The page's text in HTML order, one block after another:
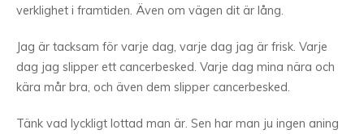
verklighet i framtiden. Även om vägen dit är lång.
Jag är tacksam för varje dag, varje dag jag är frisk. Varje
dag jag slipper ett cancerbesked. Varje dag mina nära och
kära mår bra, och även dem slipper cancerbesked.
Tänk vad lyckligt lottad man är. Sen har man ju ingen aning